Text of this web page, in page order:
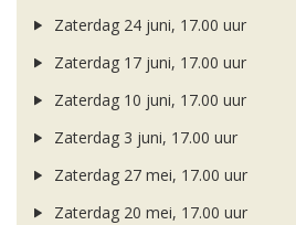
Zaterdag 24 juni, 17.00 uur
Zaterdag 17 juni, 17.00 uur
Zaterdag 10 juni, 17.00 uur
Zaterdag 3 juni, 17.00 uur
Zaterdag 27 mei, 17.00 uur
Zaterdag 20 mei, 17.00 uur